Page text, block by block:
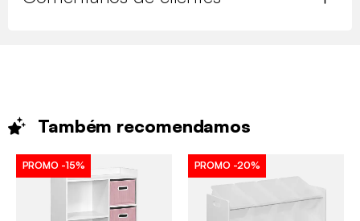
Também recomendamos
PROMO -15% PROMO -20%